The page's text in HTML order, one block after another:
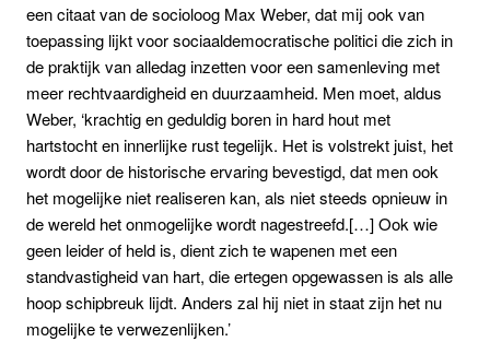
een citaat van de socioloog Max Weber, dat mij ook van
toepassing lijkt voor sociaaldemocratische politici die zich in
de praktijk van alledag inzetten voor een samenleving met
meer rechtvaardigheid en duurzaamheid. Men moet, aldus
Weber, ‘krachtig en geduldig boren in hard hout met
hartstocht en innerlijke rust tegelijk. Het is volstrekt juist, het
wordt door de historische ervaring bevestigd, dat men ook
het mogelijke niet realiseren kan, als niet steeds opnieuw in
de wereld het onmogelijke wordt nagestreefd.[…] Ook wie
geen leider of held is, dient zich te wapenen met een
standvastigheid van hart, die ertegen opgewassen is als alle
hoop schipbreuk lijdt. Anders zal hij niet in staat zijn het nu
mogelijke te verwezenlijken.’